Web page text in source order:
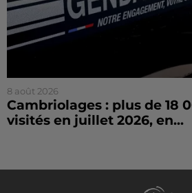
8 août 2026
Cambriolages : plus de 18
visités en juillet 2026, en...